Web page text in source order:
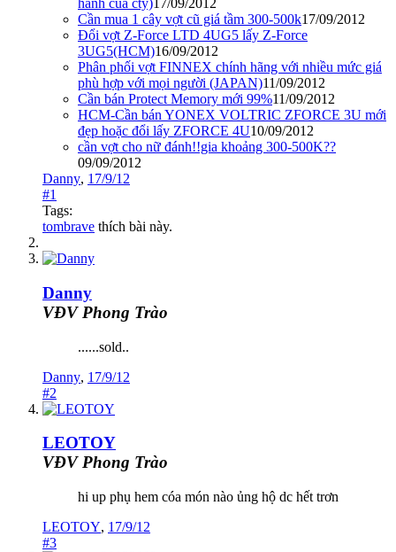
hành của cty)17/09/2012
Cần mua 1 cây vợt cũ giá tầm 300-500k17/09/2012
Đổi vợt Z-Force LTD 4UG5 lấy Z-Force
3UG5(HCM)16/09/2012
Phân phối vợt FINNEX chính hãng với nhiều mức giá
phù hợp với mọi người (JAPAN)11/09/2012
Cần bán Protect Memory mới 99%11/09/2012
HCM-Cần bán YONEX VOLTRIC ZFORCE 3U mới
đẹp hoặc đổi lấy ZFORCE 4U10/09/2012
cần vợt cho nữ đánh!!gia khoảng 300-500K??
09/09/2012
Danny, 17/9/12
#1
Tags:
tombrave thích bài này.
Danny
VĐV Phong Trào
......sold..
Danny, 17/9/12
#2
LEOTOY
VĐV Phong Trào
hi up phụ hem cóa món nào ủng hộ dc hết trơn
LEOTOY, 17/9/12
#3